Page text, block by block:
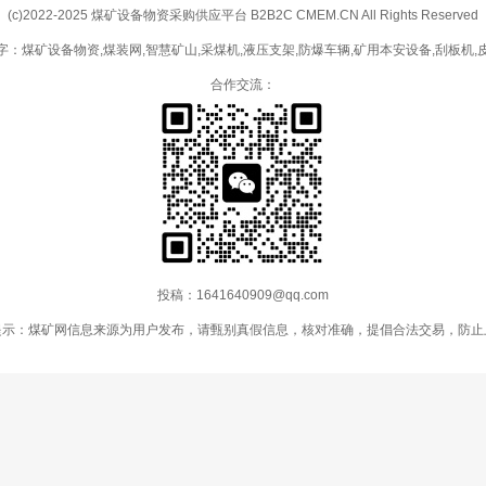
(c)2022-2025 煤矿设备物资采购供应平台 B2B2C CMEM.CN All Rights Reserved
：煤矿设备物资,煤装网,智慧矿山,采煤机,液压支架,防爆车辆,矿用本安设备,刮板机,
合作交流：
投稿：1641640909@qq.com
：煤矿网信息来源为用户发布，请甄别真假信息，核对准确，提倡合法交易，防止